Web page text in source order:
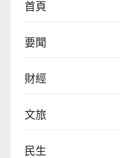
首頁
要聞
財經
文旅
民生